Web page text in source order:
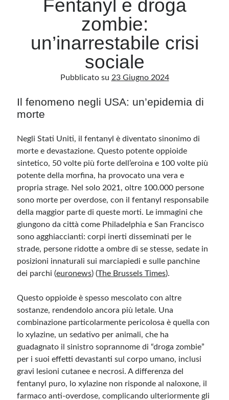
Archivio
Archivi
senza alcuna periodicità. Non può pertanto considerarsi un prodotto editoriale ai
sensi della legge n· 62 del 7.03.2001. L’autore non è responsabile di quanto
pubblicato dai lettori nei commenti ai vari post. Saranno comunque cancellati quelli
ritenuti offensivi o lesivi dell’immagine o dell’onorabilità di terzi, di genere spam,
razzisti o che contengano dati personali non conformi al rispetto delle norme sulla
privacy. Alcune immagini inserite in questo blog sono tratte da Internet e, pertanto,
considerate di pubblico dominio. Qualora la loro pubblicazione violasse eventuali
diritti d’autore, vi invito a comunicarlo via e-mail a info[at]dinovalle.it e saranno
tramite link né del loro contenuto, che può essere soggetto a variazioni nel tempo.
Accedi
Feed dei commenti
WordPress.org
Fentanyl e droga
zombie:
un’inarrestabile crisi
sociale
Pubblicato su 23 Giugno 2024
Il fenomeno negli USA: un’epidemia di
morte
Negli Stati Uniti, il fentanyl è diventato sinonimo di
morte e devastazione. Questo potente oppioide
sintetico, 50 volte più forte dell’eroina e 100 volte più
potente della morfina, ha provocato una vera e
propria strage. Nel solo 2021, oltre 100.000 persone
sono morte per overdose, con il fentanyl responsabile
della maggior parte di queste morti. Le immagini che
giungono da città come Philadelphia e San Francisco
sono agghiaccianti: corpi inerti disseminati per le
strade, persone ridotte a ombre di se stesse, sedate in
posizioni innaturali sui marciapiedi e sulle panchine
dei parchi​ (euronews)​​ (The Brussels Times)​.
Questo oppioide è spesso mescolato con altre
sostanze, rendendolo ancora più letale. Una
combinazione particolarmente pericolosa è quella con
lo xylazine, un sedativo per animali, che ha
guadagnato il sinistro soprannome di “droga zombie”
per i suoi effetti devastanti sul corpo umano, inclusi
gravi lesioni cutanee e necrosi. A differenza del
fentanyl puro, lo xylazine non risponde al naloxone, il
farmaco anti-overdose, complicando ulteriormente gli